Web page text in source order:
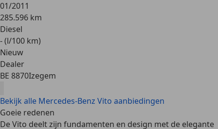
01/2011
285.596 km
Diesel
- (l/100 km)
Nieuw
Dealer
BE 8870Izegem
Bekijk alle Mercedes-Benz Vito aanbiedingen
Goeie redenen
De Vito deelt zijn fundamenten en design met de elegante